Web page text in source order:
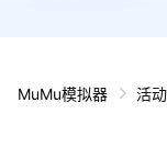
MuMu模拟器 活